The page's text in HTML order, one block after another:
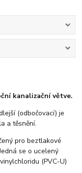
kanalizační větve.
(odbočovací) je
a těsnění.
pro beztlakové
se o ucelený
(PVC-U)